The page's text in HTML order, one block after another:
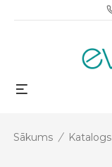
Sākums / Katalogs